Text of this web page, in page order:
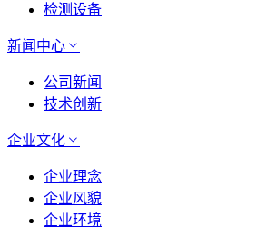
检测设备
新闻中心
公司新闻
技术创新
企业文化
企业理念
企业风貌
企业环境